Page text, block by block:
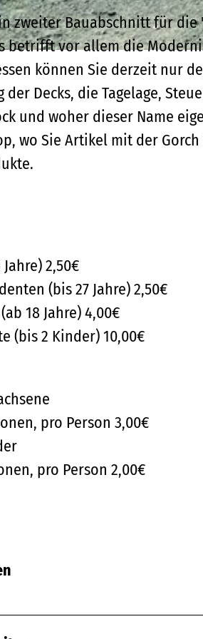
|
zweiter Bauabschnitt für
betrifft vor allem die
können Sie derzeit nur
der Decks, die Tagelage,
und woher dieser Name
wo Sie Artikel mit der
2,50€
(bis 27 Jahre) 2,50€
18 Jahre) 4,00€
(bis 2 Kinder) 10,00€
pro Person 3,00€
pro Person 2,00€